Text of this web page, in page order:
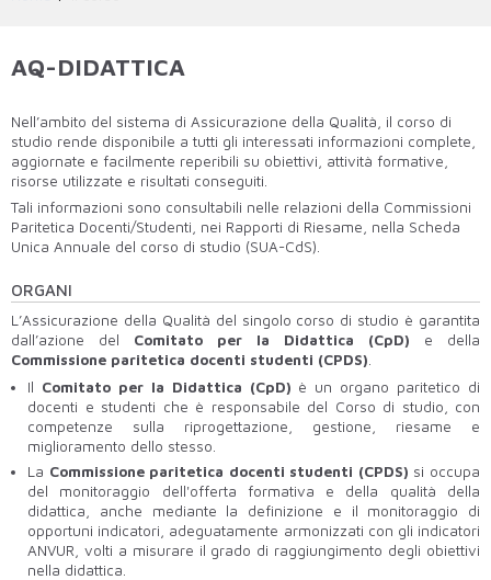
AQ-DIDATTICA
Nell’ambito del sistema di Assicurazione della Qualità, il corso di
studio rende disponibile a tutti gli interessati informazioni complete,
aggiornate e facilmente reperibili su obiettivi, attività formative,
risorse utilizzate e risultati conseguiti.
Tali informazioni sono consultabili nelle relazioni della Commissioni
Paritetica Docenti/Studenti, nei Rapporti di Riesame, nella Scheda
Unica Annuale del corso di studio (SUA-CdS).
ORGANI
L’Assicurazione della Qualità del singolo corso di studio è garantita
dall’azione del Comitato per la Didattica (CpD) e della
Commissione paritetica docenti studenti (CPDS)
Il Comitato per la Didattica (CpD) è un organo paritetico di
docenti e studenti che è responsabile del Corso di studio, con
competenze sulla riprogettazione, gestione, riesame e
miglioramento dello stesso.
La Commissione paritetica docenti studenti (CPDS) si occupa
del monitoraggio dell'offerta formativa e della qualità della
didattica, anche mediante la definizione e il monitoraggio di
opportuni indicatori, adeguatamente armonizzati con gli indicatori
ANVUR, volti a misurare il grado di raggiungimento degli obiettivi
nella didattica.